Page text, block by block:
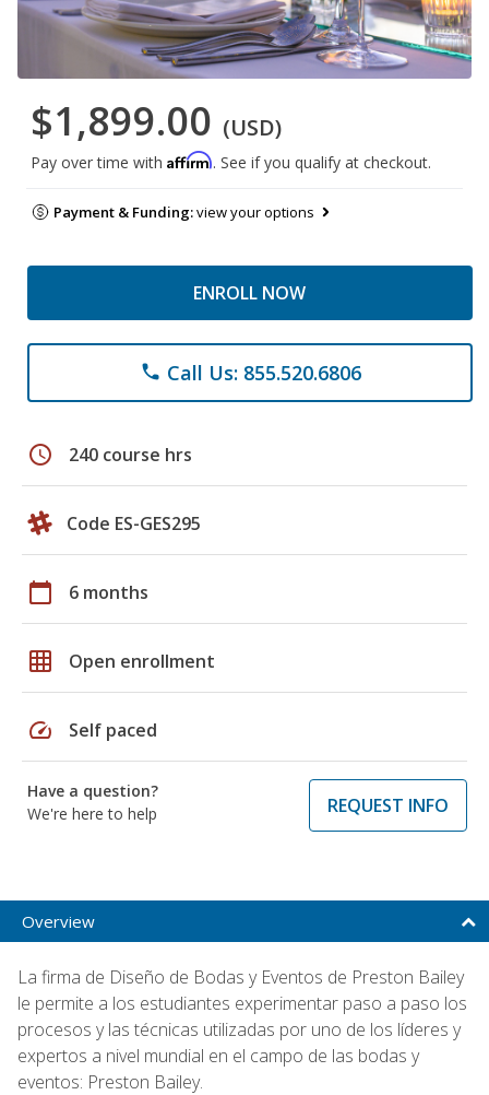
$1,899.00 (USD)
Pay over time with Affirm. See if you qualify at checkout.
Payment & Funding:view your options
ENROLL NOW
phone Call Us: 855.520.6806
schedule 240 course hrs
Code ES-GES295
calendar_today 6 months
grid_on Open enrollment
speed Self paced
Have a question?
We're here to help
REQUEST INFO
Overview
La firma de Diseño de Bodas y Eventos de Preston Bailey
le permite a los estudiantes experimentar paso a paso los
procesos y las técnicas utilizadas por uno de los líderes y
expertos a nivel mundial en el campo de las bodas y
eventos: Preston Bailey.